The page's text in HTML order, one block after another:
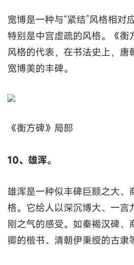
宽博是一种与“紧结”风格相对
特别是中宫虚疏的风格。《衡
风格的代表，在书法史上，唐
宽博美的丰碑。
《衡方碑》局部
10、雄浑。
雄浑是一种似丰碑巨额之大、
格。它给人以深沉博大、一言
刚之气的感受。如秦褐汉碑、
卿的楷书、清朝伊秉绶的古隶